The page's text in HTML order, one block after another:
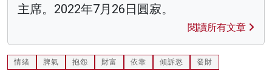
主席。2022年7月26日圓寂。
閱讀所有文章
情緒 脾氣 抱怨 財富 依靠 傾訴慾 發財